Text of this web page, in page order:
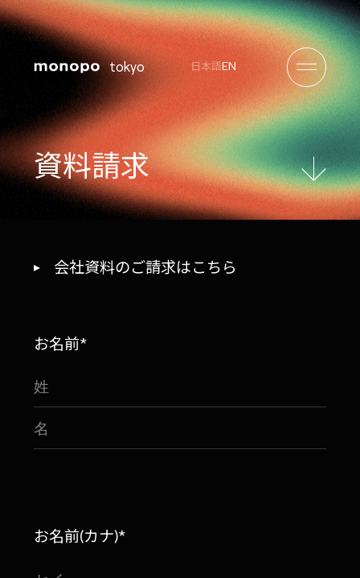
tokyo 日本語EN
資料請求
会社資料のご請求はこちら
お名前*
お名前(カナ)*